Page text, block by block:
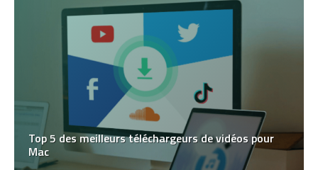
Top 5 des meilleurs téléchargeurs de vidéos pour
Mac